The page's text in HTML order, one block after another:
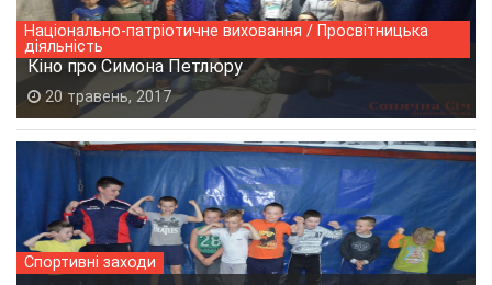
Національно-патріотичне виховання / Просвітницька
діяльність
Кіно про Симона Петлюру
20 травень, 2017
Спортивні заходи